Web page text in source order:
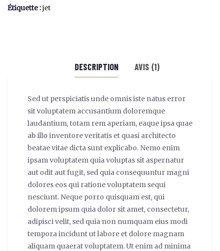
Étiquette :jet
DESCRIPTION AVIS (1)
Sed ut perspiciatis unde omnis iste natus error
sit voluptatem accusantium doloremque
laudantium, totam rem aperiam, eaque ipsa quae
ab illo inventore veritatis et quasi architecto
beatae vitae dicta sunt explicabo. Nemo enim
ipsam voluptatem quia voluptas sit aspernatur
aut odit aut fugit, sed quia consequuntur magni
dolores eos qui ratione voluptatem sequi
nesciunt. Neque porro quisquam est, qui
dolorem ipsum quia dolor sit amet, consectetur,
adipisci velit, sed quia non numquam eius modi
tempora incidunt ut labore et dolore magnam
aliquam quaerat voluptatem. Ut enim ad minima